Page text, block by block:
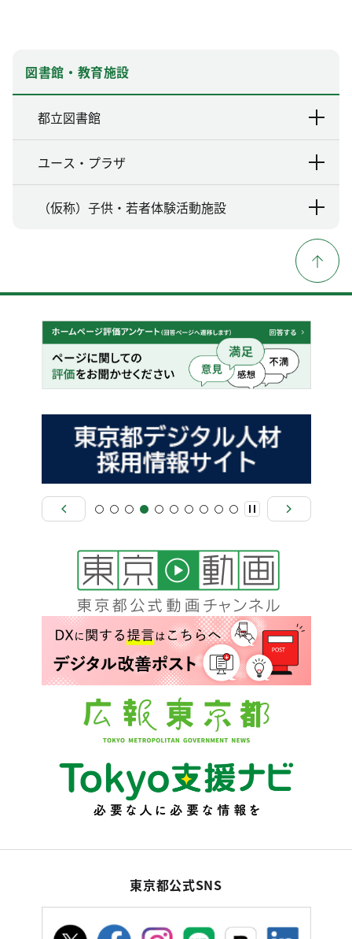
図書館・教育施設
都立図書館
ユース・プラザ
（仮称）子供・若者体験活動施設
東京都公式SNS